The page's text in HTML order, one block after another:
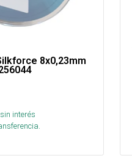
8x0,23mm
sin interés